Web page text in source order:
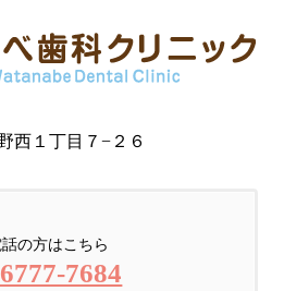
西１丁目７−２６
の方はこちら
7684